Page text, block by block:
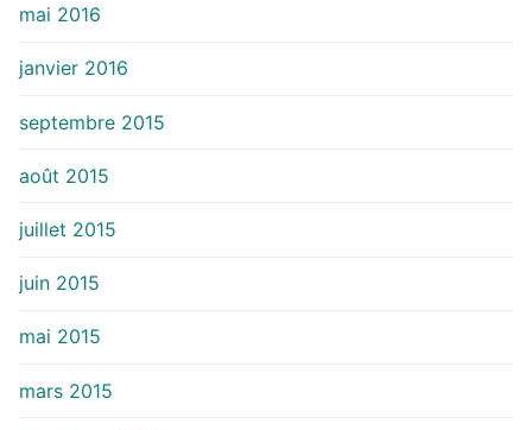
mai 2016
janvier 2016
septembre 2015
août 2015
juillet 2015
juin 2015
mai 2015
mars 2015